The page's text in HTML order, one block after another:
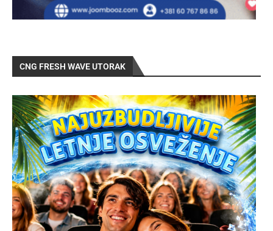
CNG FRESH WAVE UTORAK